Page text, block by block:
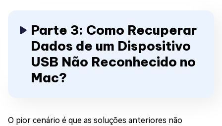
Parte 3: Como Recuperar
Dados de um Dispositivo
USB Não Reconhecido no
Mac?
O pior cenário é que as soluções anteriores não